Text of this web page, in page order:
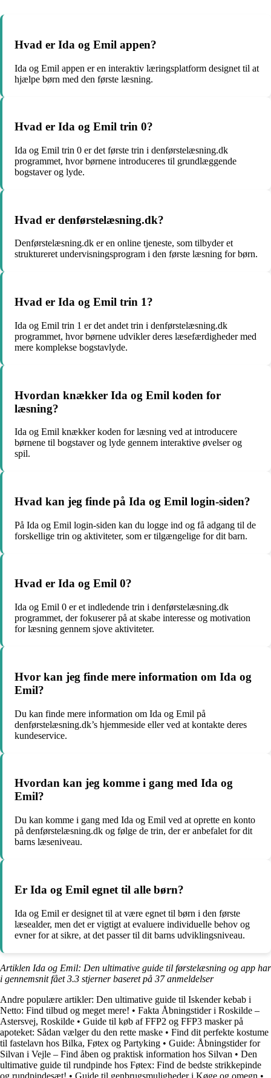
Hvad er Ida og Emil appen?
Ida og Emil appen er en interaktiv læringsplatform designet til at
hjælpe børn med den første læsning.
Hvad er Ida og Emil trin 0?
Ida og Emil trin 0 er det første trin i denførstelæsning.dk
programmet, hvor børnene introduceres til grundlæggende
bogstaver og lyde.
Hvad er denførstelæsning.dk?
Denførstelæsning.dk er en online tjeneste, som tilbyder et
struktureret undervisningsprogram i den første læsning for børn.
Hvad er Ida og Emil trin 1?
Ida og Emil trin 1 er det andet trin i denførstelæsning.dk
programmet, hvor børnene udvikler deres læsefærdigheder med
mere komplekse bogstavlyde.
Hvordan knækker Ida og Emil koden for
læsning?
Ida og Emil knækker koden for læsning ved at introducere
børnene til bogstaver og lyde gennem interaktive øvelser og
spil.
Hvad kan jeg finde på Ida og Emil login-siden?
På Ida og Emil login-siden kan du logge ind og få adgang til de
forskellige trin og aktiviteter, som er tilgængelige for dit barn.
Hvad er Ida og Emil 0?
Ida og Emil 0 er et indledende trin i denførstelæsning.dk
programmet, der fokuserer på at skabe interesse og motivation
for læsning gennem sjove aktiviteter.
Hvor kan jeg finde mere information om Ida og
Emil?
Du kan finde mere information om Ida og Emil på
denførstelæsning.dk’s hjemmeside eller ved at kontakte deres
kundeservice.
Hvordan kan jeg komme i gang med Ida og
Emil?
Du kan komme i gang med Ida og Emil ved at oprette en konto
på denførstelæsning.dk og følge de trin, der er anbefalet for dit
barns læseniveau.
Er Ida og Emil egnet til alle børn?
Ida og Emil er designet til at være egnet til børn i den første
læsealder, men det er vigtigt at evaluere individuelle behov og
evner for at sikre, at det passer til dit barns udviklingsniveau.
Artiklen Ida og Emil: Den ultimative guide til førstelæsning og app har
i gennemsnit fået3.3 stjerner baseret på 37anmeldelser
Andre populære artikler: Den ultimative guide til Iskender kebab i
Netto: Find tilbud og meget mere! • Fakta Åbningstider i Roskilde –
Astersvej, Roskilde • Guide til køb af FFP2 og FFP3 masker på
apoteket: Sådan vælger du den rette maske • Find dit perfekte kostume
til fastelavn hos Bilka, Føtex og Partyking • Guide: Åbningstider for
Silvan i Vejle – Find åben og praktisk information hos Silvan • Den
ultimative guide til rundpinde hos Føtex: Find de bedste strikkepinde
og rundpindesæt! • Guide til genbrugsmuligheder i Køge og omegn •